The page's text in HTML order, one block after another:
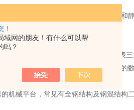
！
域网的朋友！有什么可以帮
吗？
，高精度桥式电阻应变模拟传感器和
地磅
、高精度称重传感器、称重显示仪表
示器、称重管理软件以完成更高层次的
械平台，常见有全钢结构及钢混结构